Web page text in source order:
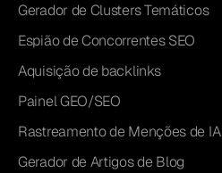
Gerador de Clusters Temáticos
Espião de Concorrentes SEO
Aquisição de backlinks
Painel GEO/SEO
Rastreamento de Menções de IA
Gerador de Artigos de Blog